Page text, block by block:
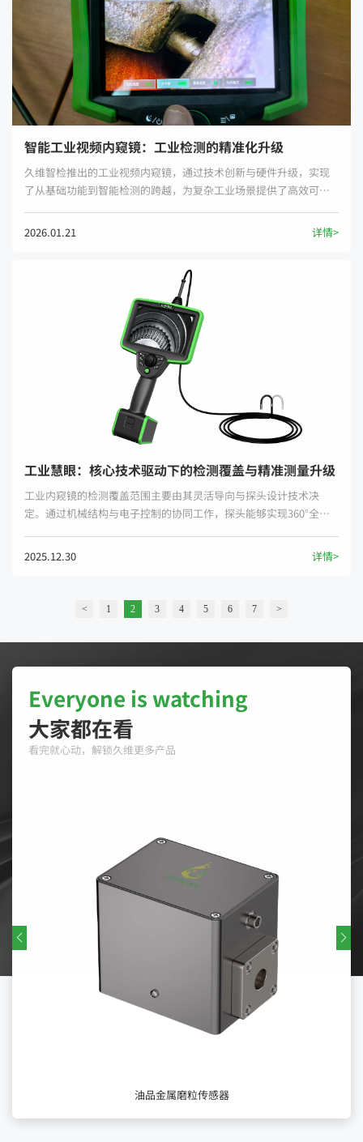
智能工业视频内窥镜：工业检测的精准化升级
久维智检推出的工业视频内窥镜，通过技术创新与硬件升级，实现
了从基础功能到智能检测的跨越，为复杂工业场景提供了高效可靠
2026.01.21
详情>
工业慧眼：核心技术驱动下的检测覆盖与精准测量升级
工业内窥镜的检测覆盖范围主要由其灵活导向与探头设计技术决
定。通过机械结构与电子控制的协同工作，探头能够实现360°全向
部、管道弯头等复杂结构中的检测盲区。
2025.12.30 详情>
< 1 2 3 4 5 6 7 >
Everyone is watching
大家都在看
看完就心动，解锁久维更多产品
油品金属磨粒传感器